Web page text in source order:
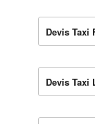
Devis Taxi
Devis Taxi